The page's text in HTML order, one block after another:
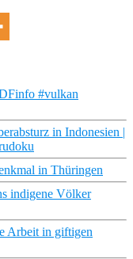
#vulkan
in Indonesien |
in Thüringen
indigene Völker
Arbeit in giftigen